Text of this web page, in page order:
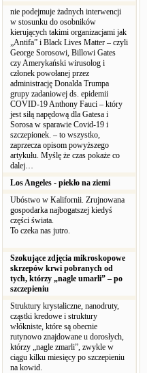
nie podejmuje żadnych interwencji
w stosunku do osobników
kierujących takimi organizacjami jak
„Antifa” i Black Lives Matter – czyli
George Sorosowi, Billowi Gates
czy Amerykański wirusolog i
członek powołanej przez
administrację Donalda Trumpa
grupy zadaniowej ds. epidemii
COVID-19 Anthony Fauci – który
jest siłą napędową dla Gatesa i
Sorosa w sparawie Covid-19 i
szczepionek. – to wszystko,
zaprzecza opisom powyższego
artykułu. Myślę że czas pokaże co
dalej…
Los Angeles - piekło na ziemi
Ubóstwo w Kalifornii. Zrujnowana
gospodarka najbogatszej kiedyś
części świata.
To czeka nas jutro.
Szokujące zdjęcia mikroskopowe
skrzepów krwi pobranych od
tych, którzy „nagle umarli” – po
szczepieniu
Struktury krystaliczne, nanodruty,
cząstki kredowe i struktury
włókniste, które są obecnie
rutynowo znajdowane u dorosłych,
którzy „nagle zmarli”, zwykle w
ciągu kilku miesięcy po szczepieniu
na kowid.